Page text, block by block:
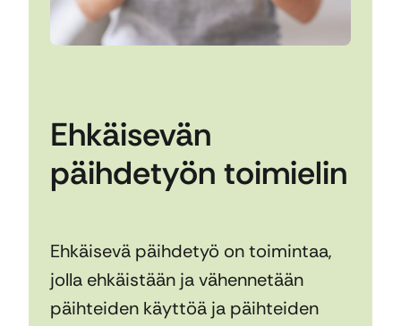
Ehkäisevän
päihdetyön toimielin
Ehkäisevä päihdetyö on toimintaa,
jolla ehkäistään ja vähennetään
päihteiden käyttöä ja päihteiden